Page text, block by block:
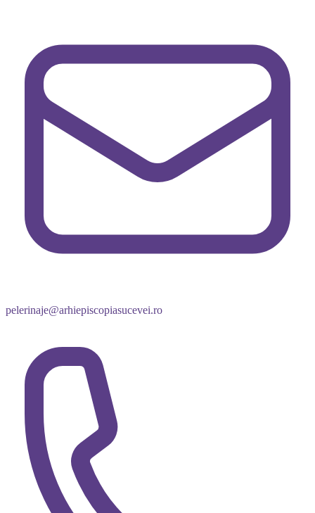
pelerinaje@arhiepiscopiasucevei.ro